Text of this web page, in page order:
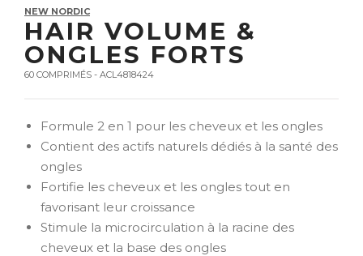
NEW NORDIC
HAIR VOLUME &
ONGLES FORTS
60 COMPRIMÉS - ACL4818424
Formule 2 en 1 pour les cheveux et les ongles
Contient des actifs naturels dédiés à la santé des
ongles
Fortifie les cheveux et les ongles tout en
favorisant leur croissance
Stimule la microcirculation à la racine des
cheveux et la base des ongles